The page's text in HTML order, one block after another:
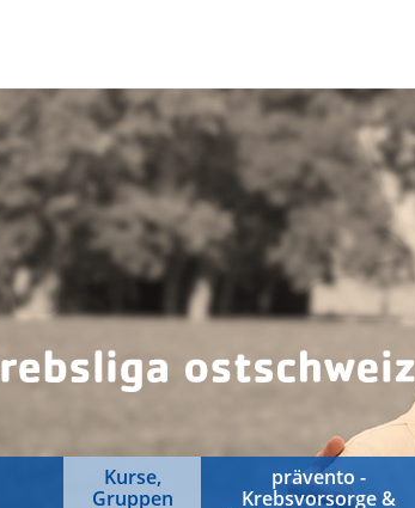
Kurse,
Gruppen
prävento -
Krebsvorsorge &